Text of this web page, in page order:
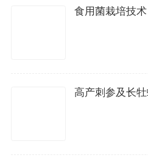
食用菌栽培技术
高产刺参及长